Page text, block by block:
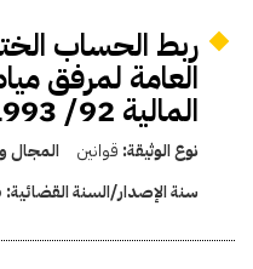
ربط الحساب
العامة لمرفق
المالية 92/ 1993
نوع الوثيقة: قوانين المجال
سنة الإصدار/السنة القضائية: